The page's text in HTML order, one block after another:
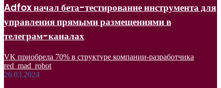
Adfox начал бета-тестирование инструмента для
управления прямыми размещениями в
телеграм-каналах
VK приобрела 70% в структуре компании-разработчика
red_mad_robot
26.03.2024